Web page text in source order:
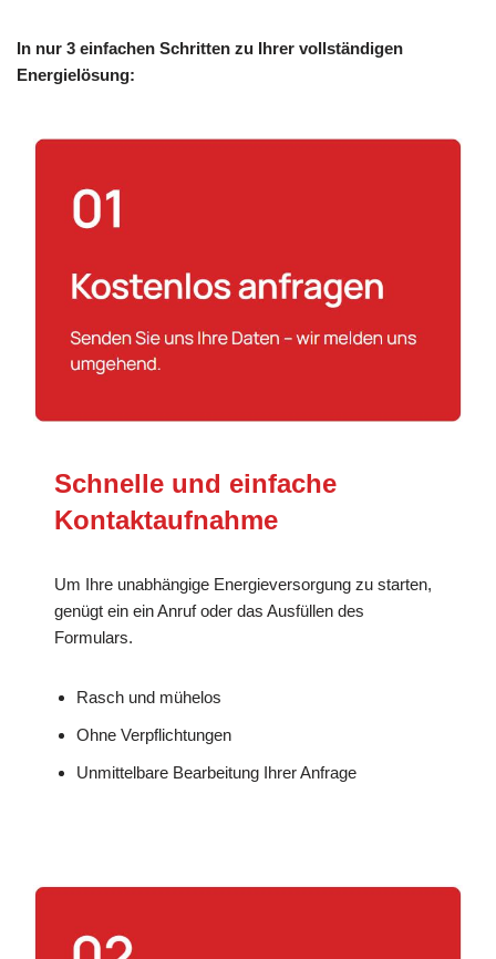
In nur 3 einfachen Schritten zu Ihrer vollständigen
Energielösung:
Schnelle und einfache
Kontaktaufnahme
Um Ihre unabhängige Energieversorgung zu starten,
genügt ein ein Anruf oder das Ausfüllen des
Formulars.
Rasch und mühelos
Ohne Verpflichtungen
Unmittelbare Bearbeitung Ihrer Anfrage